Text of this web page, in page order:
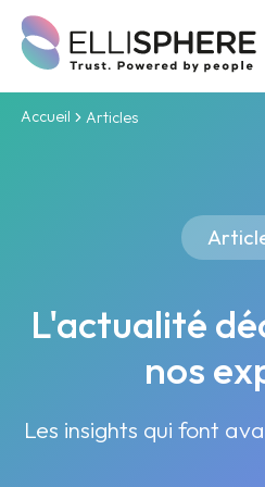
Accueil Articles
L'actualité
nos
Les insights qui font